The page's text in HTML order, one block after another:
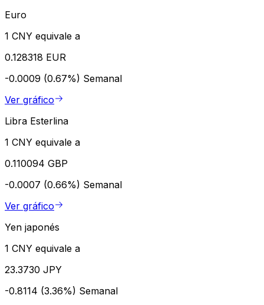
Euro
1 CNY equivale a
0.128318 EUR
-0.0009 (0.67%) Semanal
Ver gráfico
Libra Esterlina
1 CNY equivale a
0.110094 GBP
-0.0007 (0.66%) Semanal
Ver gráfico
Yen japonés
1 CNY equivale a
23.3730 JPY
-0.8114 (3.36%) Semanal